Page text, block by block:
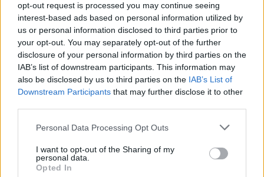
opt-out request is processed you may continue seeing
interest-based ads based on personal information utilized by
us or personal information disclosed to third parties prior to
your opt-out. You may separately opt-out of the further
disclosure of your personal information by third parties on the
IAB’s list of downstream participants. This information may
also be disclosed by us to third parties on the IAB’s List of
Downstream Participants that may further disclose it to other
Personal Data Processing Opt Outs
I want to opt-out of the Sharing of my
personal data.
Opted In